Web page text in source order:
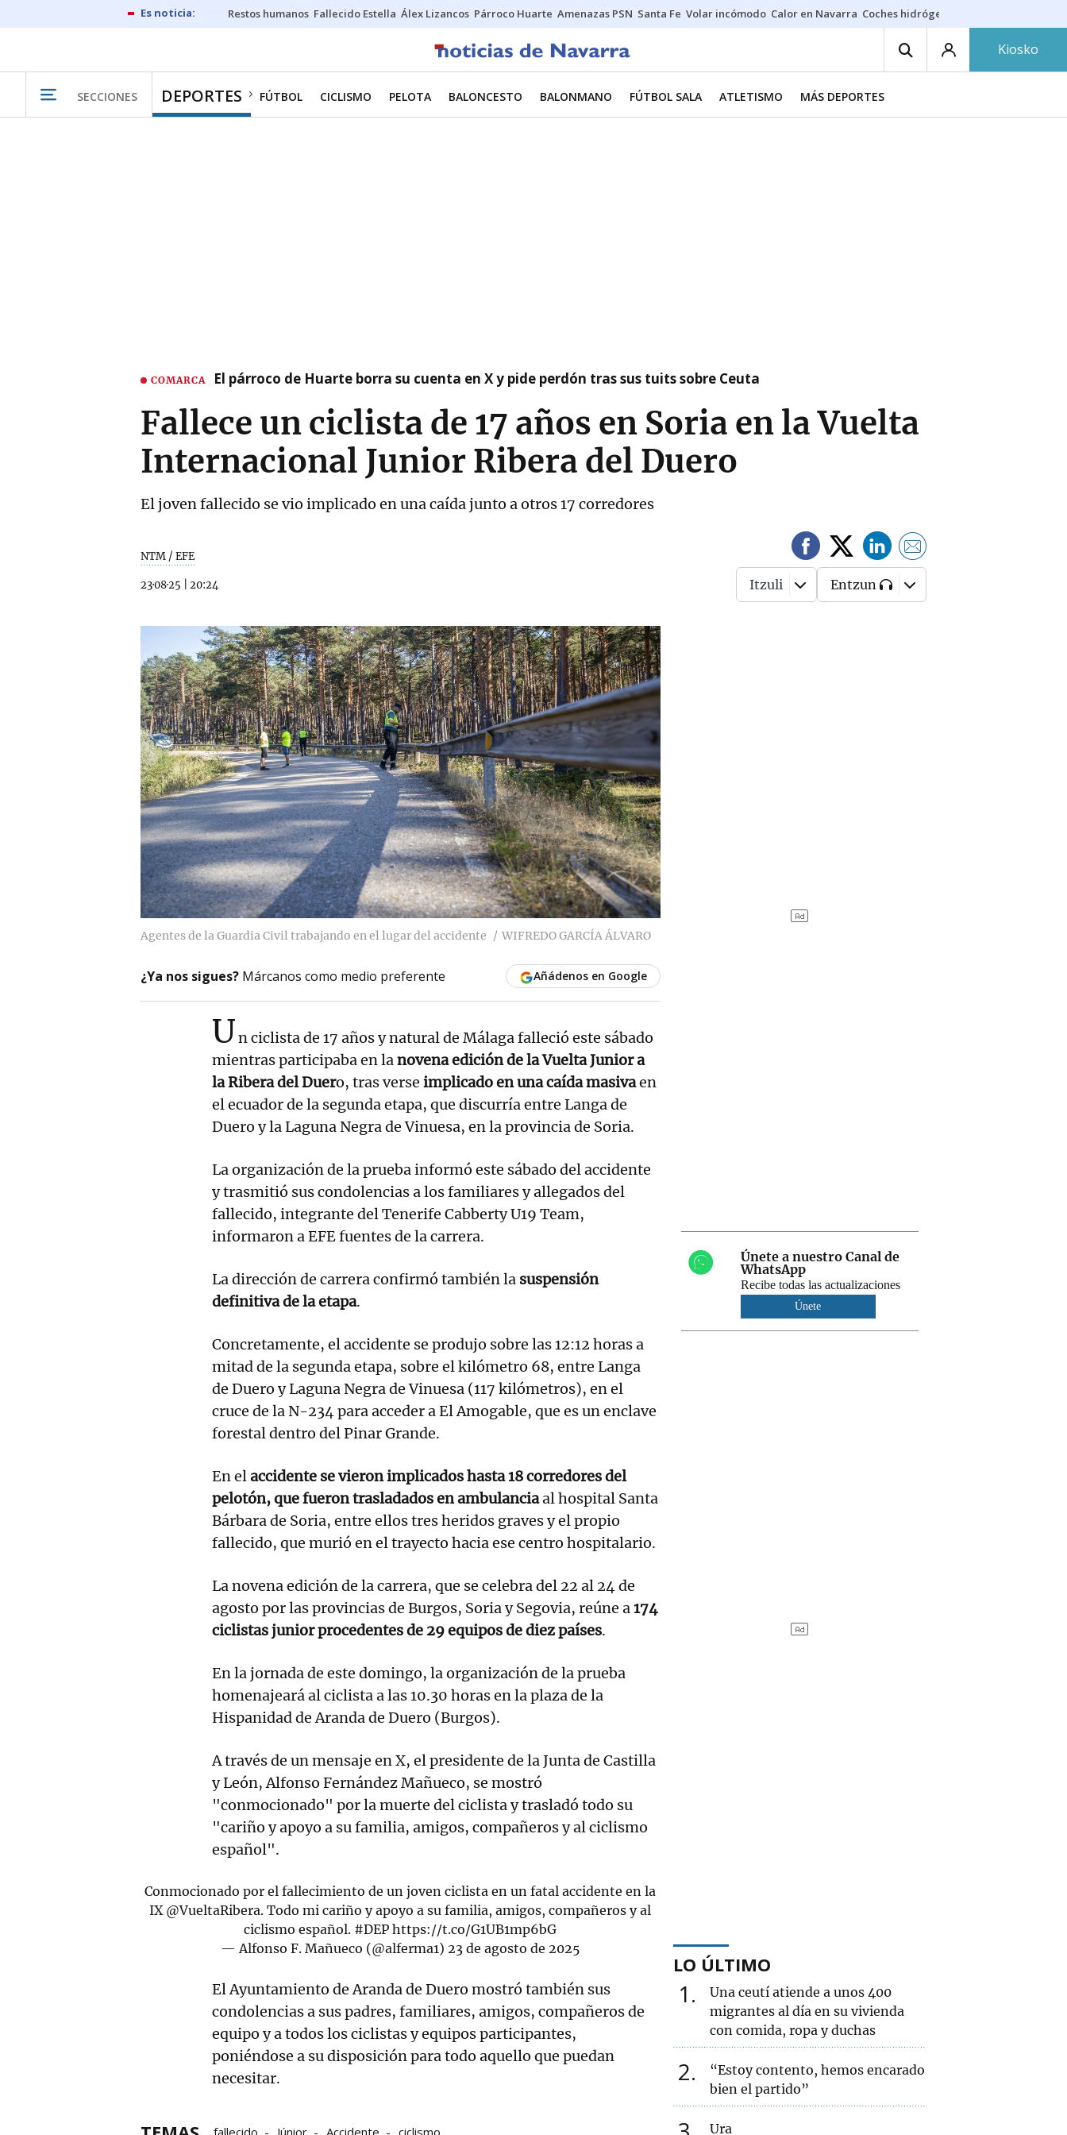
Restos humanos Fallecido Estella Álex Lizancos Párroco Huarte Amenazas PSN Santa Fe Volar incómodo Calor en Navarra Coches hidrógeno
Kiosko
SECCIONES DEPORTES FÚTBOL CICLISMO PELOTA BALONCESTO BALONMANO FÚTBOL SALA ATLETISMO MÁS DEPORTES
COMARCA El párroco de Huarte borra su cuenta en X y pide perdón tras sus tuits sobre Ceuta
Fallece un ciclista de 17 años en Soria en la Vuelta
Internacional Junior Ribera del Duero
El joven fallecido se vio implicado en una caída junto a otros 17 corredores
NTM / EFE
23·08·25 20:24 Itzuli Entzun
Agentes de la Guardia Civil trabajando en el lugar del accidente WIFREDO GARCÍA ÁLVARO
¿Ya nos sigues? Márcanos como medio preferente Añádenos en Google
Un ciclista de 17 años y natural de Málaga falleció este sábado
mientras participaba en lanovena edición de la Vuelta Junior a
la Ribera del Duero, tras verse implicado en una caída masivaen
el ecuador de la segunda etapa, que discurría entre Langa de
Duero y la Laguna Negra de Vinuesa, en la provincia de Soria.
La organización de la prueba informó este sábado del accidente
y trasmitió sus condolencias a los familiares y allegados del
fallecido, integrante del Tenerife Cabberty U19 Team,
informaron a EFE fuentes de la carrera.
La dirección de carrera confirmó también la suspensión
definitiva de la etapa.
Concretamente, el accidente se produjo sobre las 12:12 horas a
mitad de la segunda etapa, sobre el kilómetro 68, entre Langa
de Duero y Laguna Negra de Vinuesa (117 kilómetros), en el
cruce de la N-234 para acceder a El Amogable, que es un enclave
forestal dentro del Pinar Grande.
En elaccidente se vieron implicados hasta 18 corredores del
pelotón, que fueron trasladados en ambulanciaal hospital Santa
Bárbara de Soria, entre ellos tres heridos graves y el propio
fallecido, que murió en el trayecto hacia ese centro hospitalario.
La novena edición de la carrera, que se celebra del 22 al 24 de
agosto por las provincias de Burgos, Soria y Segovia, reúne a174
ciclistas junior procedentes de 29 equipos de diez países.
En la jornada de este domingo, la organización de la prueba
homenajeará al ciclista a las 10.30 horas en la plaza de la
Hispanidad de Aranda de Duero (Burgos).
A través de un mensaje en X, el presidente de la Junta de Castilla
y León, Alfonso Fernández Mañueco, se mostró
"conmocionado" por la muerte del ciclista y trasladó todo su
"cariño y apoyo a su familia, amigos, compañeros y al ciclismo
español".
Conmocionado por el fallecimiento de un joven ciclista en un fatal accidente en la
IX @VueltaRibera. Todo mi cariño y apoyo a su familia, amigos, compañeros y al
ciclismo español. #DEP https://t.co/G1UB1mp6bG
— Alfonso F. Mañueco (@alferma1) 23 de agosto de 2025
El Ayuntamiento de Aranda de Duero mostró también sus
condolencias a sus padres, familiares, amigos, compañeros de
equipo y a todos los ciclistas y equipos participantes,
poniéndose a su disposición para todo aquello que puedan
necesitar.
fallecido Júnior Accidente ciclismo
Únete a nuestro Canal de
WhatsApp
Recibe todas las actualizaciones
Únete
LO ÚLTIMO
1
Una ceutí atiende a unos 400
migrantes al día en su vivienda
con comida, ropa y duchas
2
“Estoy contento, hemos encarado
bien el partido”
Ura